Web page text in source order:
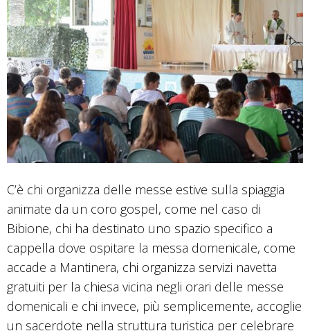
C’è chi organizza delle messe estive sulla spiaggia
animate da un coro gospel, come nel caso di
Bibione, chi ha destinato uno spazio specifico a
cappella dove ospitare la messa domenicale, come
accade a Mantinera, chi organizza servizi navetta
gratuiti per la chiesa vicina negli orari delle messe
domenicali e chi invece, più semplicemente, accoglie
un sacerdote nella struttura turistica per celebrare